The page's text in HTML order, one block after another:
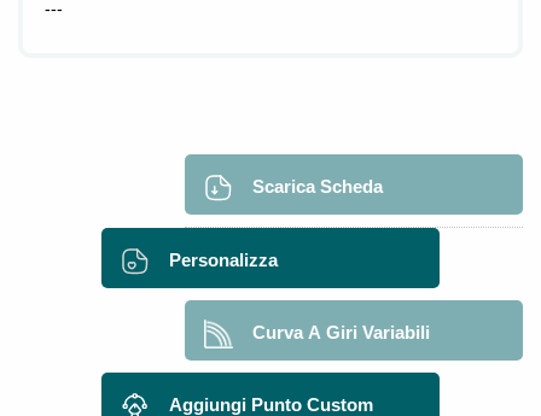
---
Scarica Scheda
Personalizza
Curva A Giri Variabili
Aggiungi Punto Custom